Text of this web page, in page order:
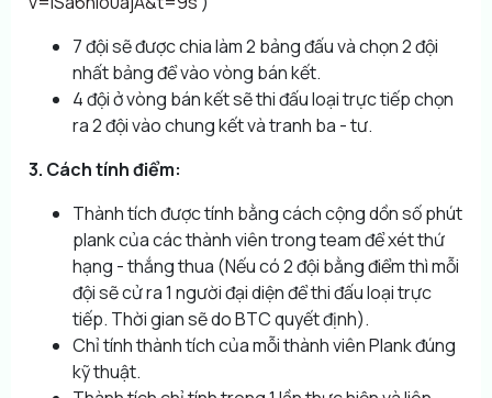
7 đội sẽ được chia làm 2 bảng đấu và chọn 2 đội
nhất bảng để vào vòng bán kết.
4 đội ở vòng bán kết sẽ thi đấu loại trực tiếp chọn
ra 2 đội vào chung kết và tranh ba - tư.
3. Cách tính điểm:
Thành tích được tính bằng cách cộng dồn số phút
plank của các thành viên trong team để xét thứ
hạng - thắng thua (Nếu có 2 đội bằng điểm thì mỗi
đội sẽ cử ra 1 người đại diện để thi đấu loại trực
tiếp. Thời gian sẽ do BTC quyết định).
Chỉ tính thành tích của mỗi thành viên Plank đúng
kỹ thuật.